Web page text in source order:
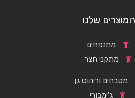
המוצרים שלנו
מתנפחים
מתקני חצר
מטבחים וריהוט גן
ג'ימבורי